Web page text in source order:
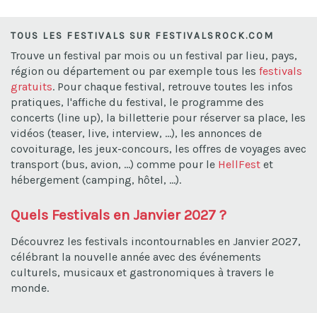
TOUS LES FESTIVALS SUR FESTIVALSROCK.COM
Trouve un festival par mois ou un festival par lieu, pays,
région ou département ou par exemple tous les festivals
gratuits. Pour chaque festival, retrouve toutes les infos
pratiques, l'affiche du festival, le programme des
concerts (line up), la billetterie pour réserver sa place, les
vidéos (teaser, live, interview, ...), les annonces de
covoiturage, les jeux-concours, les offres de voyages avec
transport (bus, avion, ...) comme pour le HellFest et
hébergement (camping, hôtel, ...).
Quels Festivals en Janvier 2027 ?
Découvrez les festivals incontournables en Janvier 2027,
célébrant la nouvelle année avec des événements
culturels, musicaux et gastronomiques à travers le
monde.